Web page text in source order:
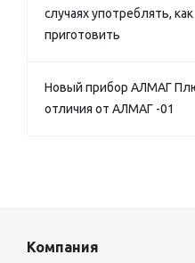
случаях употреблять, как
приготовить
Новый прибор АЛМАГ
отличия от АЛМАГ -01
Компания